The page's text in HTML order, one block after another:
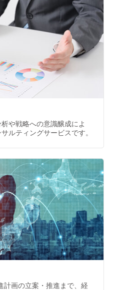
や戦略への意識醸成によ
ルティングサービスです。
計画の立案・推進まで、経